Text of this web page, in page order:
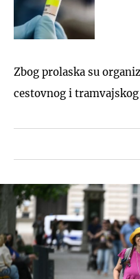
Zbog prolaska su
cestovnog i